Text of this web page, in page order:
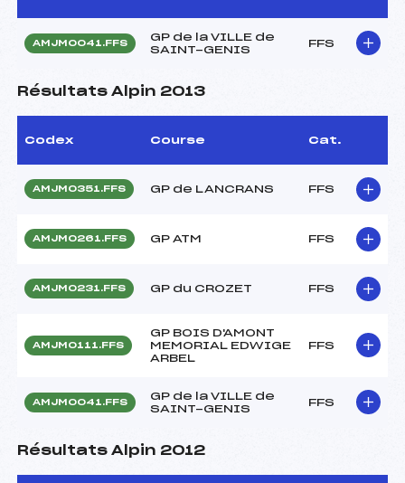
AMJM0041.FFS
GP de la VILLE de
SAINT-GENIS
FFS
Résultats Alpin 2013
Codex Course Cat.
AMJM0351.FFS GP de LANCRANS FFS
AMJM0261.FFS GP ATM FFS
AMJM0231.FFS GP du CROZET FFS
AMJM0111.FFS
GP BOIS D'AMONT
MEMORIAL EDWIGE
ARBEL
FFS
AMJM0041.FFS
GP de la VILLE de
SAINT-GENIS
FFS
Résultats Alpin 2012